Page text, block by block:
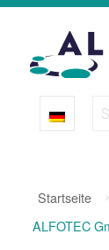
Startseite